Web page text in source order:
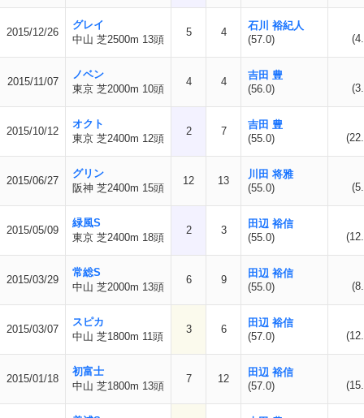
2015/12/26
グレイ
中山 芝2500m 13頭
5 4
石川 裕紀人
(57.0)
2015/11/07
ノベン
東京 芝2000m 10頭
4 4
吉田 豊
(56.0)
2015/10/12
オクト
東京 芝2400m 12頭
2 7
吉田 豊
(55.0)
2015/06/27
グリン
阪神 芝2400m 15頭
12 13
川田 将雅
(55.0)
2015/05/09
緑風S
東京 芝2400m 18頭
2 3
田辺 裕信
(55.0)
2015/03/29
常総S
中山 芝2000m 13頭
6 9
田辺 裕信
(55.0)
2015/03/07
スピカ
中山 芝1800m 11頭
3 6
田辺 裕信
(57.0)
2015/01/18
初富士
中山 芝1800m 13頭
7 12
田辺 裕信
(57.0)